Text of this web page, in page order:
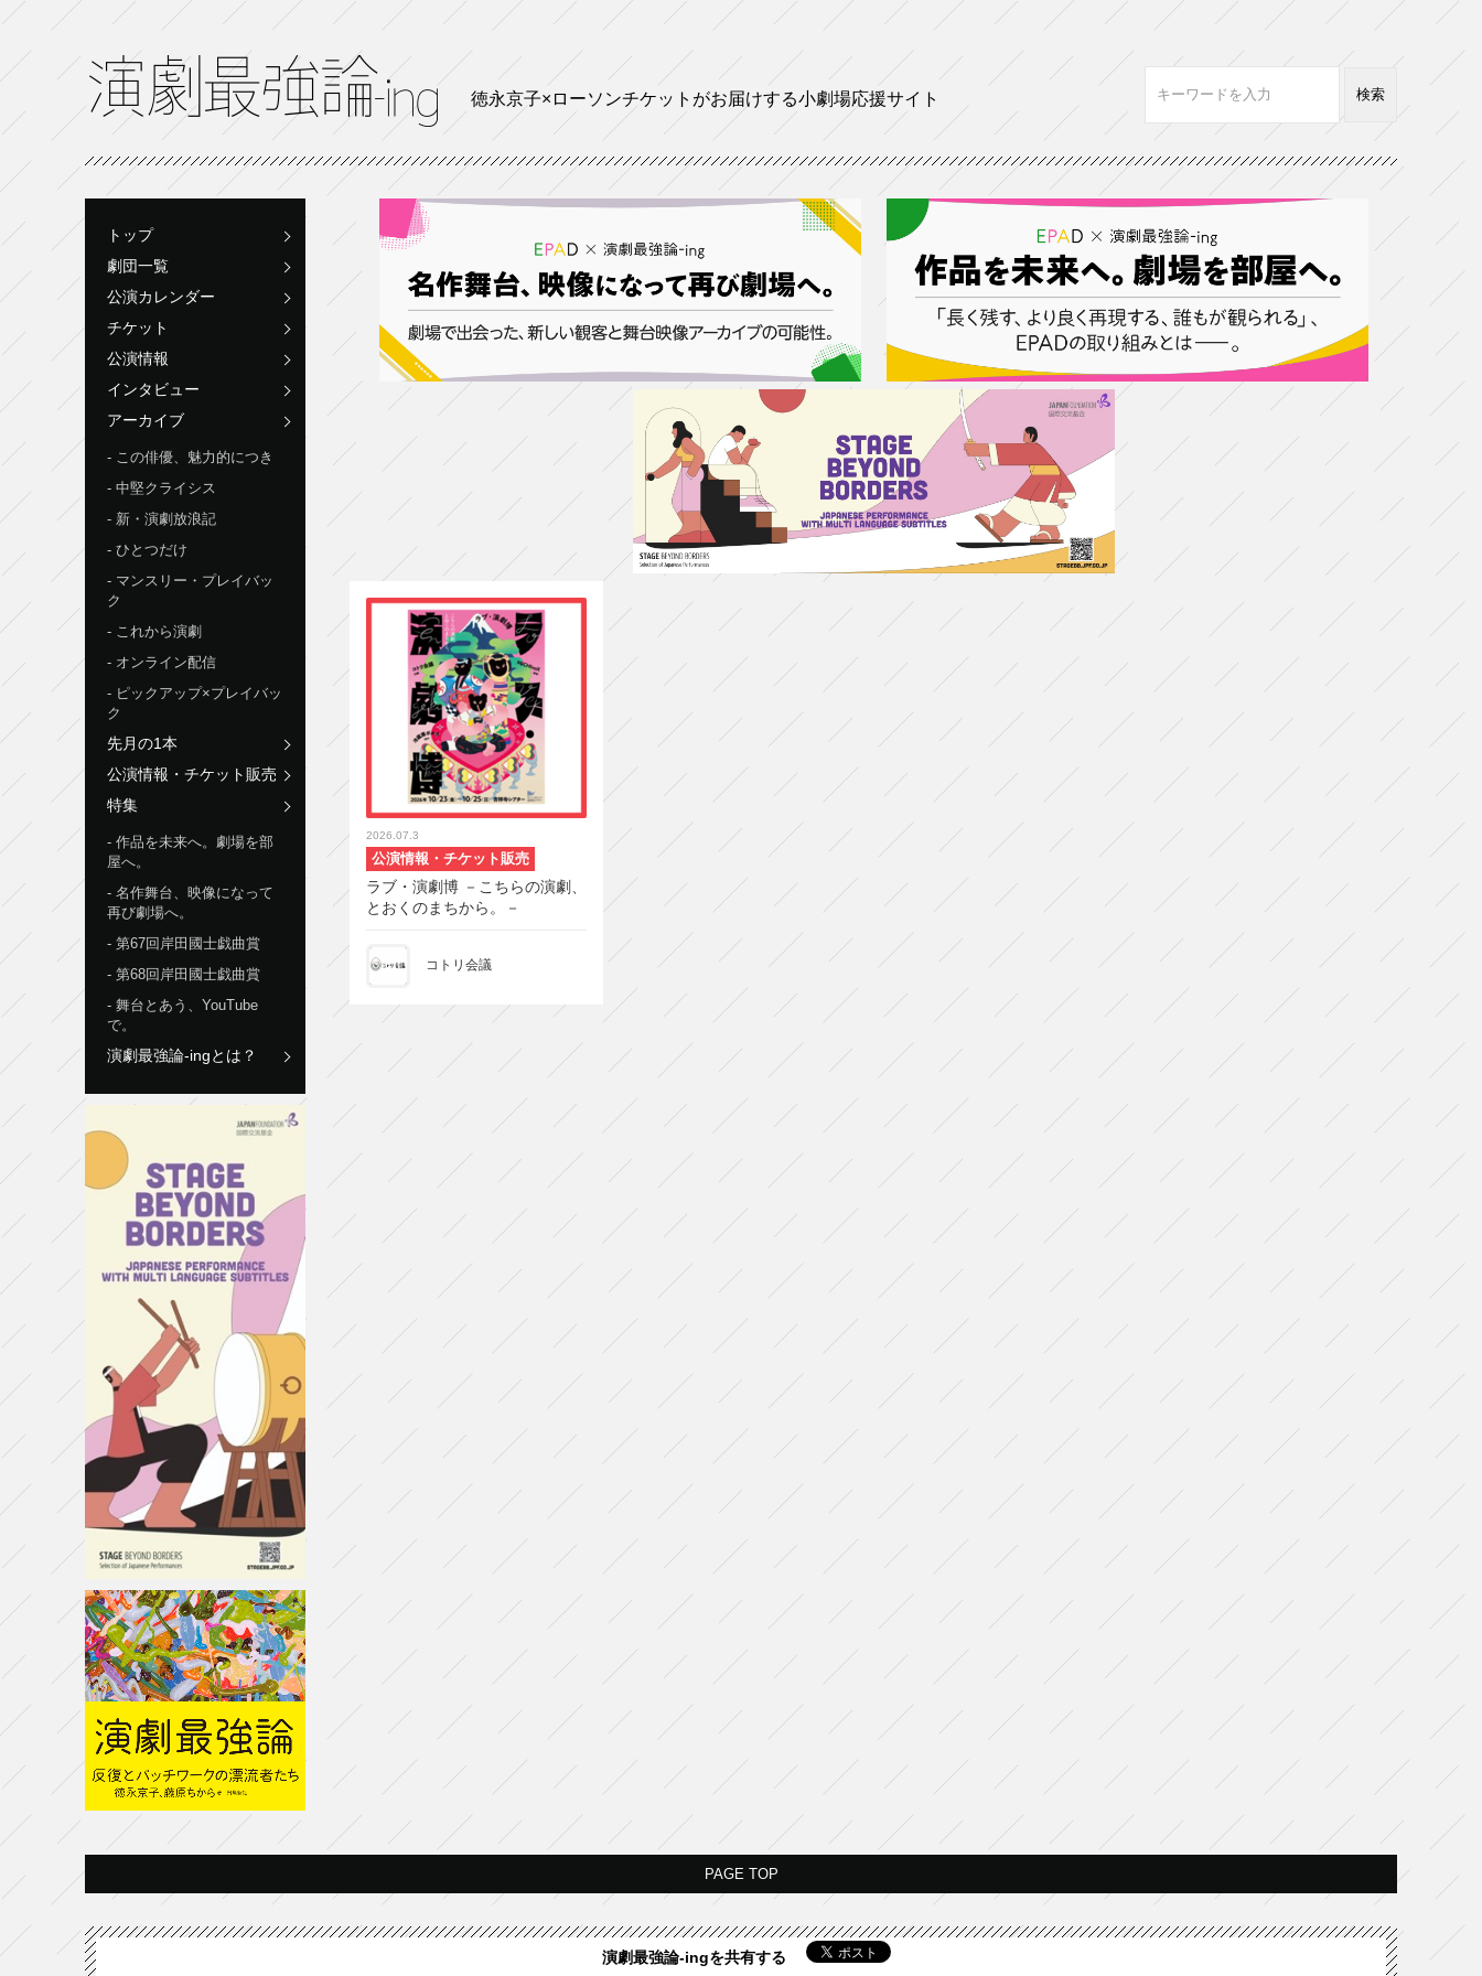
徳永京子×ローソンチケットがお届けする小劇場応援サイト
トップ
劇団一覧
公演カレンダー
チケット
公演情報
インタビュー
アーカイブ
この俳優、魅力的につき
中堅クライシス
新・演劇放浪記
ひとつだけ
マンスリー・プレイバッ
ク
これから演劇
オンライン配信
ピックアップ×プレイバッ
ク
先月の1本
公演情報・チケット販売
特集
作品を未来へ。劇場を部
屋へ。
名作舞台、映像になって
再び劇場へ。
第67回岸田國士戯曲賞
第68回岸田國士戯曲賞
舞台とあう、YouTube
で。
演劇最強論-ingとは？
2026.07.3
公演情報・チケット販売
ラブ・演劇博 －こちらの演劇、
とおくのまちから。－
コトリ会議
PAGE TOP
演劇最強論-ingを共有する